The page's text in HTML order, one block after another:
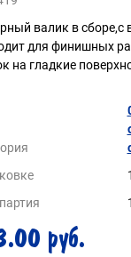
валик в сборе,с
для финишных
на гладкие
1
руб.